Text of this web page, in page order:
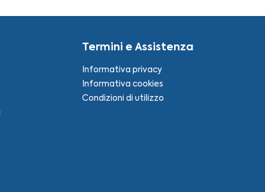
Termini e Assistenza
Informativa privacy
Informativa cookies
Condizioni di utilizzo